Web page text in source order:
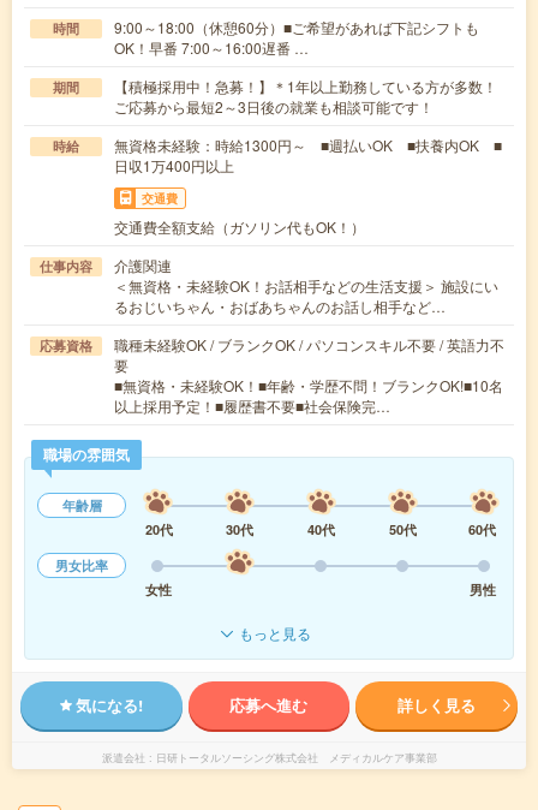
時間
9:00～18:00（休憩60分）■ご希望があれば下記シフトも
OK！早番 7:00～16:00遅番 …
期間
【積極採用中！急募！】＊1年以上勤務している方が多数！
ご応募から最短2～3日後の就業も相談可能です！
時給
無資格未経験：時給1300円～ ■週払いOK ■扶養内OK ■
日収1万400円以上
交通費
交通費全額支給（ガソリン代もOK！）
仕事内容
介護関連
＜無資格・未経験OK！お話相手などの生活支援＞ 施設にい
るおじいちゃん・おばあちゃんのお話し相手など…
応募資格
職種未経験OK / ブランクOK / パソコンスキル不要 / 英語力不
要
■無資格・未経験OK！■年齢・学歴不問！ブランクOK!■10名
以上採用予定！■履歴書不要■社会保険完…
職場の雰囲気
年齢層
20代
30代 40代 50代
60代
男女比率
女性
男性
もっと見る
気になる! 応募へ進む 詳しく見る
派遣会社 日研トータルソーシング株式会社 メディカルケア事業部